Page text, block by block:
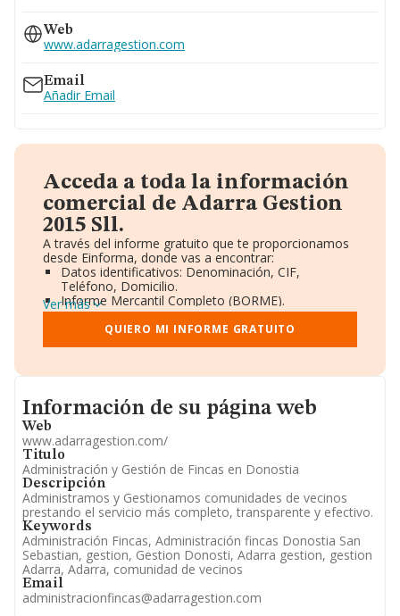
Web
www.adarragestion.com
Email
Añadir Email
Acceda a toda la información
comercial de Adarra Gestion
2015 Sll.
A través del informe gratuito que te proporcionamos
desde Einforma, donde vas a encontrar:
Datos identificativos: Denominación, CIF,
Teléfono, Domicilio.
Informe Mercantil Completo (BORME).
Gráficos de Evolución Ventas y Empleados.
Consejo de Administración y Administradores.
Directivos y Ejecutivos.
Información oficial y registral complementaria.
Ver más
QUIERO MI INFORME GRATUITO
Informacion de su página web
Información de su página web
Web
www.adarragestion.com/
Titulo
Administración y Gestión de Fincas en Donostia
Descripción
Administramos y Gestionamos comunidades de vecinos
prestando el servicio más completo, transparente y efectivo.
Keywords
Administración Fincas, Administración fincas Donostia San
Sebastian, gestion, Gestion Donosti, Adarra gestion, gestion
Adarra, Adarra, comunidad de vecinos
Email
administracionfincas@adarragestion.com